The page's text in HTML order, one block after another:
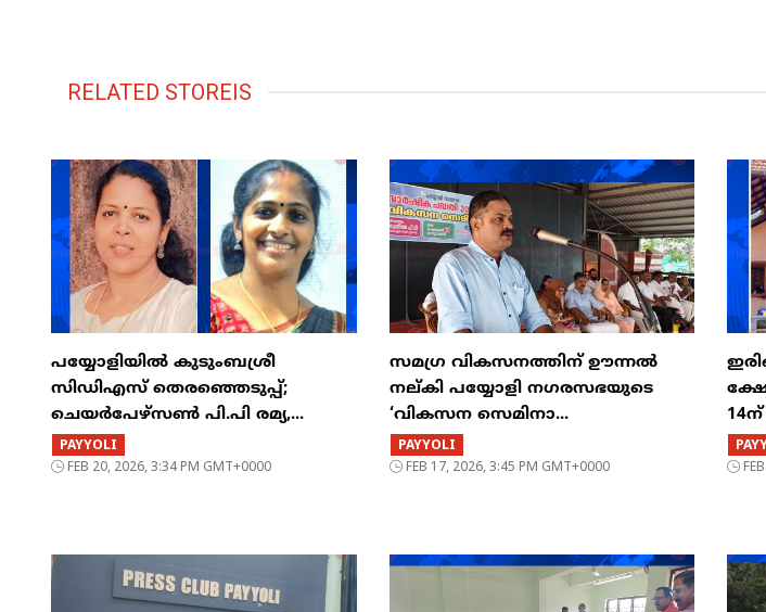
RELATED STOREIS
പയ്യോളിയിൽ കുടുംബശ്രീ
സിഡിഎസ് തെരഞ്ഞെടുപ്പ്;
ചെയർപേഴ്സൺ പി.പി രമ്യ,...
PAYYOLI
FEB 20, 2026, 3:34 PM GMT+0000
സമഗ്ര വികസനത്തിന് ഊന്നൽ
നല്കി പയ്യോളി നഗരസഭയുടെ
‘വികസന സെമിനാ...
PAYYOLI
FEB 17, 2026, 3:45 PM GMT+0000